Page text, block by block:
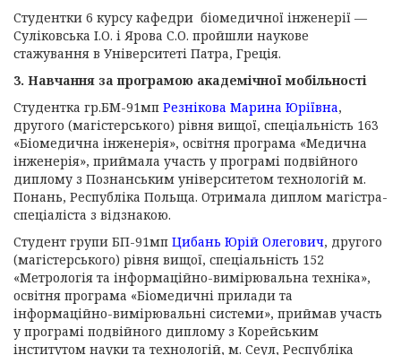
Студентки 6 курсу кафедри біомедичної інженерії —
Суліковська І.О. і Ярова С.О. пройшли наукове
стажування в Університеті Патра, Греція.
3. Навчання за програмою академічної мобільності
Студентка гр.БМ-91мп Резнікова Марина Юріївна,
другого (магістерського) рівня вищої, спеціальність 163
«Біомедична інженерія», освітня програма «Медична
інженерія», приймала участь у програмі подвійного
диплому з Познанським університетом технологій м.
Понань, Республіка Польща. Отримала диплом магістра-
спеціаліста з відзнакою.
Студент групи БП-91мп Цибань Юрій Олегович, другого
(магістерського) рівня вищої, спеціальність 152
«Метрологія та інформаційно-вимірювальна техніка»,
освітня програма «Біомедичні прилади та
інформаційно-вимірювальні системи», приймав участь
у програмі подвійного диплому з Корейським
інститутом науки та технологій, м. Сеул, Республіка